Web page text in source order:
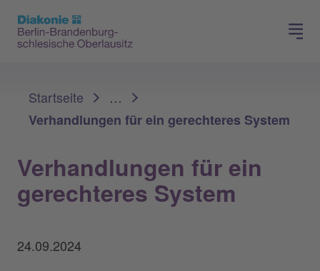
Presse
Startseite
…
Verhandlungen für ein gerechteres System
Verhandlungen für ein
gerechteres System
24.09.2024